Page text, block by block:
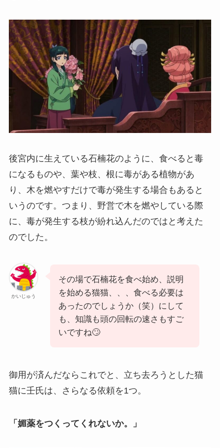
後宮内に生えている石楠花のように、食べると毒
になるものや、葉や枝、根に毒がある植物があ
り、木を燃やすだけで毒が発生する場合もあると
いうのです。つまり、野営で木を燃やしている際
に、毒が発生する枝が紛れ込んだのではと考えた
のでした。
かいじゅう
その場で石楠花を食べ始め、説明
を始める猫猫、、、食べる必要は
あったのでしょうか（笑）にして
も、知識も頭の回転の速さもすご
いですね🙄
御用が済んだならこれでと、立ち去ろうとした猫
猫に壬氏は、さらなる依頼を1つ。
「媚薬をつくってくれないか。」